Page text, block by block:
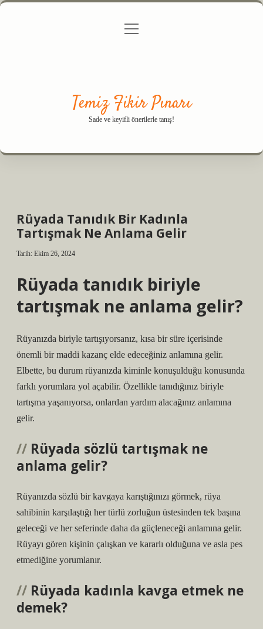
Gizlilik Politikası
menüyü
Temiz Fikir Pınarı
Sade ve keyifli önerilerle tanış!
Rüyada Tanıdık Bir Kadınla
Tartışmak Ne Anlama Gelir
Tarih: Ekim 26, 2024
Rüyada tanıdık biriyle
tartışmak ne anlama gelir?
Rüyanızda biriyle tartışıyorsanız, kısa bir süre içerisinde
önemli bir maddi kazanç elde edeceğiniz anlamına gelir.
Elbette, bu durum rüyanızda kiminle konuşulduğu konusunda
farklı yorumlara yol açabilir. Özellikle tanıdığınız biriyle
tartışma yaşanıyorsa, onlardan yardım alacağınız anlamına
gelir.
Rüyada sözlü tartışmak ne
anlama gelir?
Rüyanızda sözlü bir kavgaya karıştığınızı görmek, rüya
sahibinin karşılaştığı her türlü zorluğun üstesinden tek başına
geleceği ve her seferinde daha da güçleneceği anlamına gelir.
Rüyayı gören kişinin çalışkan ve kararlı olduğuna ve asla pes
etmediğine yorumlanır.
Rüyada kadınla kavga etmek ne
demek?